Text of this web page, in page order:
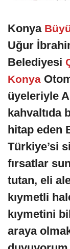
Konya
Uğur
Belediyesi
Konya
üyeleriyle
kahvaltıda
hitap eden
Türkiye’si
fırsatlar
tutan, eli
kıymetli
kıymetini
araya